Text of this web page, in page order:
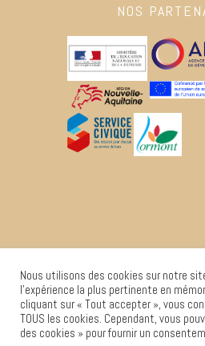
NOS
Nous utilisons des cookies sur notre
l'expérience la plus pertinente en
cliquant sur « Tout accepter », vous
TOUS les cookies. Cependant, vous
des cookies » pour fournir un